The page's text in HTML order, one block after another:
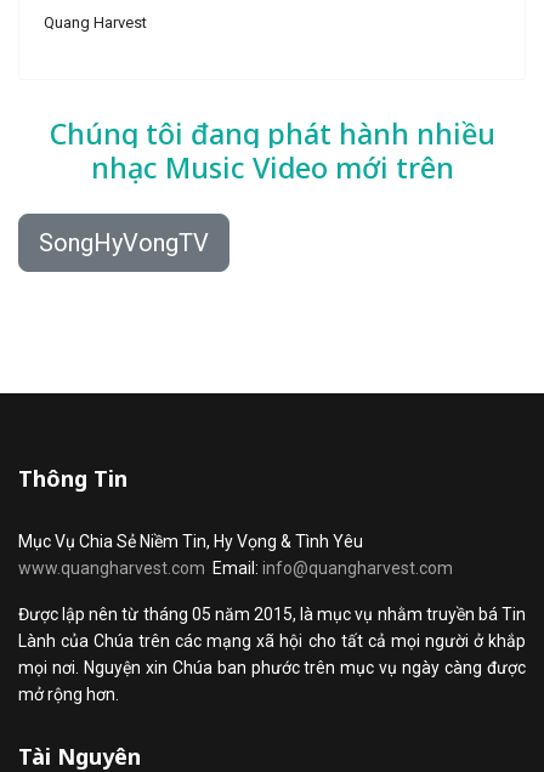
Quang Harvest
Chúng tôi đang phát hành nhiều
nhạc Music Video mới trên
SongHyVongTV
Thông Tin
Mục Vụ Chia Sẻ Niềm Tin, Hy Vọng & Tình Yêu
www.quangharvest.com Email: info@quangharvest.com
Được lập nên từ tháng 05 năm 2015, là mục vụ nhằm truyền bá Tin
Lành của Chúa trên các mạng xã hội cho tất cả mọi người ở khắp
mọi nơi. Nguyện xin Chúa ban phước trên mục vụ ngày càng được
mở rộng hơn.
Tài Nguyên